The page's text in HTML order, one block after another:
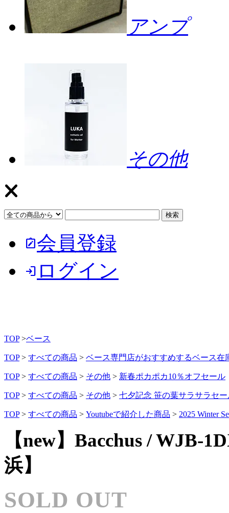
アンプ
その他
note_alt会員登録
login ログイン
TOP >ベース
TOP > すべての商品 > ベース専門店がおすすめするベース在
TOP > すべての商品 > その他 > 新春ポカポカ10％オフセール
TOP > すべての商品 > その他 > 七夕記念 笹の葉サラサラセー
TOP > すべての商品 > Youtubeで紹介した商品 > 2025 Winter
【new】Bacchus / WJB-
浜】
SOLD OUT